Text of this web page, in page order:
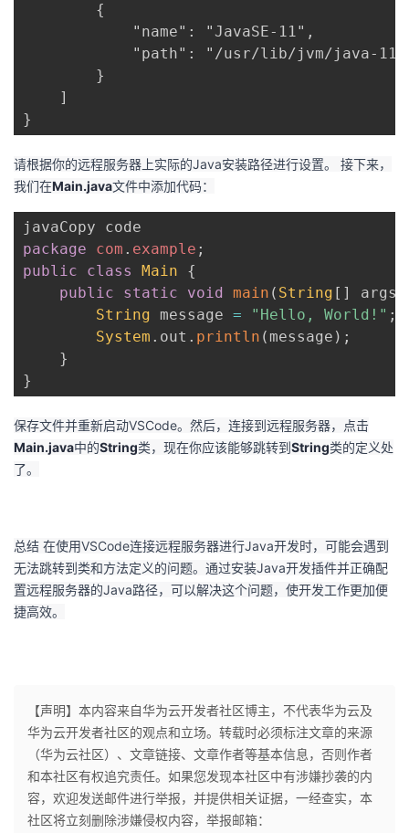
        {
            "name": "JavaSE-11",
"path": "/usr/lib/jvm/java-
        }
    ]
}
请根据你的远程服务器上实际的Java安装路径进行设置。 接下来，
我们在Main.java文件中添加代码：
package
com . example ;
public
class Main
{
public
static void main ( String [ ] args
String message = "Hello, World!" ;
System . out . println ( message ) ;
}
}
保存文件并重新启动VSCode。然后，连接到远程服务器，点击
Main.java中的String类，现在你应该能够跳转到String类的定义处
了。
总结 在使用VSCode连接远程服务器进行Java开发时，可能会遇到
无法跳转到类和方法定义的问题。通过安装Java开发插件并正确配
置远程服务器的Java路径，可以解决这个问题，使开发工作更加便
捷高效。
【声明】本内容来自华为云开发者社区博主，不代表华为云及
华为云开发者社区的观点和立场。转载时必须标注文章的来源
（华为云社区）、文章链接、文章作者等基本信息，否则作者
和本社区有权追究责任。如果您发现本社区中有涉嫌抄袭的内
容，欢迎发送邮件进行举报，并提供相关证据，一经查实，本
社区将立刻删除涉嫌侵权内容，举报邮箱：